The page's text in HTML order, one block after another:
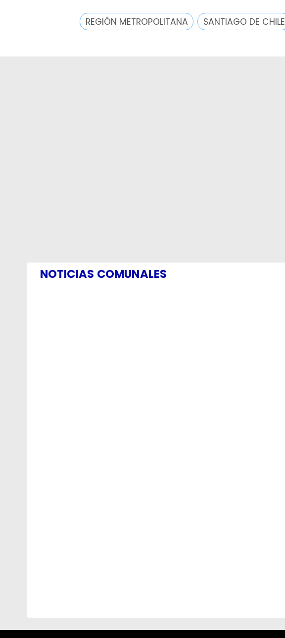
REGIÓN METROPOLITANA SANTIAGO DE CHILE
NOTICIAS COMUNALES